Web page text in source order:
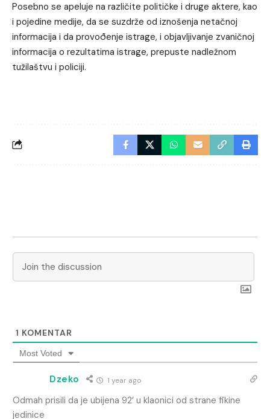
Posebno se apeluje na različite političke i druge aktere, kao
i pojedine medije, da se suzdrže od iznošenja netačnoj
informacija i da provoðenje istrage, i objavljivanje zvaničnoj
informacija o rezultatima istrage, prepuste nadležnom
tužilaštvu i policiji.
1 KOMENTAR
Most Voted
Dzeko 1 year ago
Odmah prisili da je ubijena 92’ u klaonici od strane fikine
jedinice